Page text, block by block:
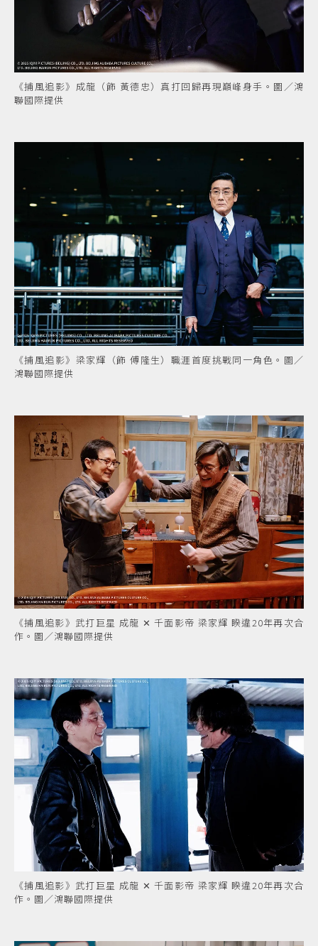
《捕風追影》成龍（飾 黃德忠）真打回歸再現巔峰身手。圖／鴻
聯國際提供
《捕風追影》梁家輝（飾 傅隆生）職涯首度挑戰同一角色。圖／
鴻聯國際提供
《捕風追影》武打巨星 成龍 ✕ 千面影帝 梁家輝 睽違20年再次合
作。圖／鴻聯國際提供
《捕風追影》武打巨星 成龍 ✕ 千面影帝 梁家輝 睽違20年再次合
作。圖／鴻聯國際提供